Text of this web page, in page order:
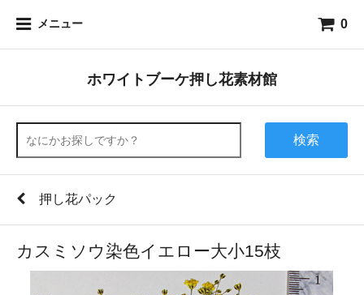
メニュー 0
ホワイトブーケ押し花素材館
検索
押し花パック
カスミソウ染色イエロー大小15枝